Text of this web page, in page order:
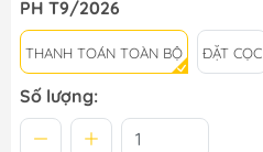
PH T9/2026
THANH TOÁN TOÀN BỘ ĐẶT CỌC
Số lượng: